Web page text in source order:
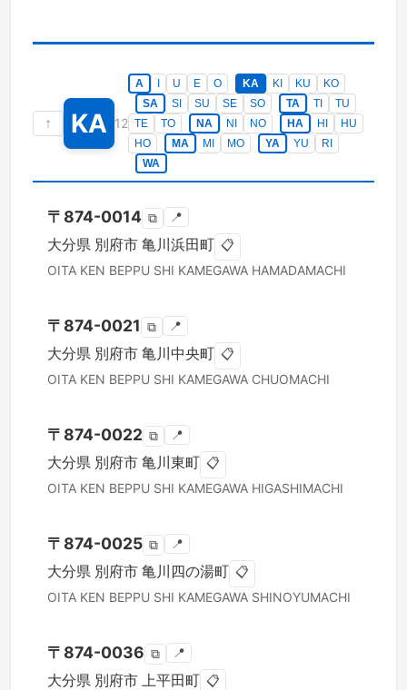
↑ KA 12
A U E O KA KI KU
KO
SA
SI SU SE SO TA TI
TU
TE
TO NA NI NO HA HI
HU
HO
MA MI MO YA YU
RI
WA
〒 874-0014 ⧉ 📍
大分県 別府市 亀川浜田町 📋
OITA KEN BEPPU SHI KAMEGAWA HAMADAMACHI
〒 874-0021 ⧉ 📍
大分県 別府市 亀川中央町 📋
OITA KEN BEPPU SHI KAMEGAWA CHUOMACHI
〒 874-0022 ⧉ 📍
大分県 別府市 亀川東町 📋
OITA KEN BEPPU SHI KAMEGAWA HIGASHIMACHI
〒 874-0025 ⧉ 📍
大分県 別府市 亀川四の湯町 📋
OITA KEN BEPPU SHI KAMEGAWA SHINOYUMACHI
〒 874-0036 ⧉ 📍
大分県 別府市 上平田町 📋